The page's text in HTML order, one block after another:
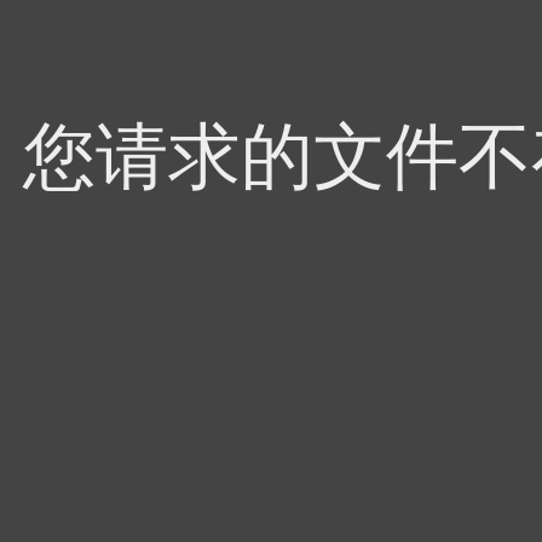
您请求的文件